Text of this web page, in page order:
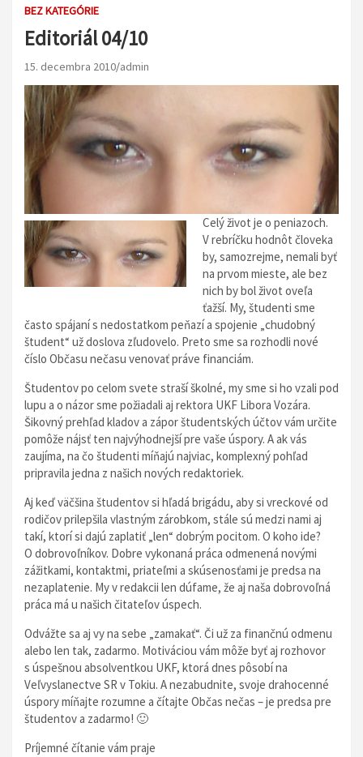
BEZ KATEGÓRIE
Editoriál 04/10
15. decembra 2010 admin
Celý život je o peniazoch.
V rebríčku hodnôt človeka
by, samozrejme, nemali byť
na prvom mieste, ale bez
nich by bol život oveľa
ťažší. My, študenti sme
často spájaní s nedostatkom peňazí a spojenie „chudobný
študent“ už doslova zľudovelo. Preto sme sa rozhodli nové
číslo Občasu nečasu venovať práve financiám.
Študentov po celom svete straší školné, my sme si ho vzali pod
lupu a o názor sme požiadali aj rektora UKF Libora Vozára.
Šikovný prehľad kladov a zápor študentských účtov vám určite
pomôže nájsť ten najvýhodnejší pre vaše úspory. A ak vás
zaujíma, na čo študenti míňajú najviac, komplexný pohľad
pripravila jedna z našich nových redaktoriek.
Aj keď väčšina študentov si hľadá brigádu, aby si vreckové od
rodičov prilepšila vlastným zárobkom, stále sú medzi nami aj
takí, ktorí si dajú zaplatiť „len“ dobrým pocitom. O koho ide?
O dobrovoľníkov. Dobre vykonaná práca odmenená novými
zážitkami, kontaktmi, priateľmi a skúsenosťami je predsa na
nezaplatenie. My v redakcii len dúfame, že aj naša dobrovoľná
práca má u našich čitateľov úspech.
Odvážte sa aj vy na sebe „zamakať“. Či už za finančnú odmenu
alebo len tak, zadarmo. Motiváciou vám môže byť aj rozhovor
s úspešnou absolventkou UKF, ktorá dnes pôsobí na
Veľvyslanectve SR v Tokiu. A nezabudnite, svoje drahocenné
úspory míňajte rozumne a čítajte Občas nečas – je predsa pre
študentov a zadarmo! 🙂
Príjemné čítanie vám praje